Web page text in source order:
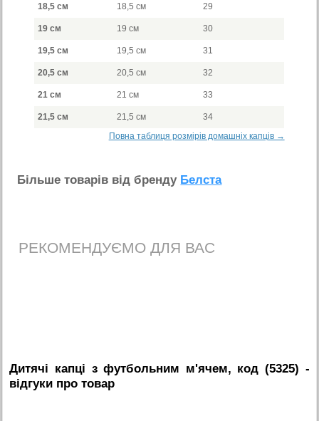
18,5 см 18,5 см 29
19 см 19 см 30
19,5 см 19,5 см 31
20,5 см 20,5 см 32
21 см 21 см 33
21,5 см 21,5 см
34
Повна таблиця розмірів домашніх капців →
Бiльше товарiв вiд бренду Белста
РЕКОМЕНДУЄМО ДЛЯ ВАС
Дитячі капці з футбольним м'ячем, код (5325) -
вiдгуки про товар